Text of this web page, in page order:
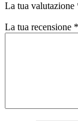
La tua valutazione
La tua recensione *